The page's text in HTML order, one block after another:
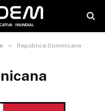
» República Dominicana